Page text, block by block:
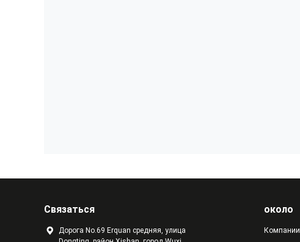
Связаться
Дорога No.69 Erquan средняя, улица
около
Компании